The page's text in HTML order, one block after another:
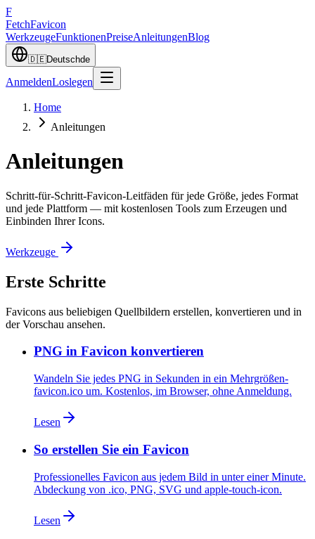
F
FetchFavicon
WerkzeugeFunktionenPreiseAnleitungenBlog
🇩🇪Deutschde
AnmeldenLoslegen
Home
Anleitungen
Anleitungen
Schritt-für-Schritt-Favicon-Leitfäden für jede Größe, jedes Format
und jede Plattform — mit kostenlosen Tools zum Erzeugen und
Einbinden Ihrer Icons.
Werkzeuge
Erste Schritte
Favicons aus beliebigen Quellbildern erstellen, konvertieren und in
der Vorschau ansehen.
PNG in Favicon konvertieren
Wandeln Sie jedes PNG in Sekunden in ein Mehrgrößen-
favicon.ico um. Kostenlos, im Browser, ohne Anmeldung.
Lesen
So erstellen Sie ein Favicon
Professionelles Favicon aus jedem Bild in unter einer Minute.
Abdeckung von .ico, PNG, SVG und apple-touch-icon.
Lesen